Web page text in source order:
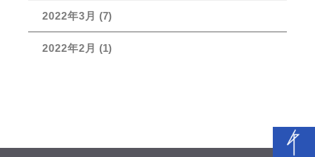
2022年3月 (7)
2022年2月 (1)